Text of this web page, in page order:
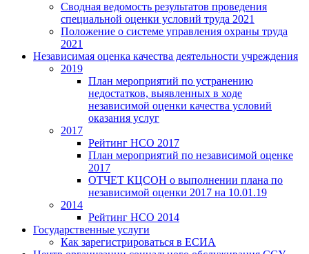
Сводная ведомость результатов проведения
специальной оценки условий труда 2021
Положение о системе управления охраны труда
2021
Независимая оценка качества деятельности учреждения
2019
План мероприятий по устранению
недостатков, выявленных в ходе
независимой оценки качества условий
оказания услуг
2017
Рейтинг НСО 2017
План мероприятий по независимой оценке
2017
ОТЧЕТ КЦСОН о выполнении плана по
независимой оценки 2017 на 10.01.19
2014
Рейтинг НСО 2014
Государственные услуги
Как зарегистрироваться в ЕСИА